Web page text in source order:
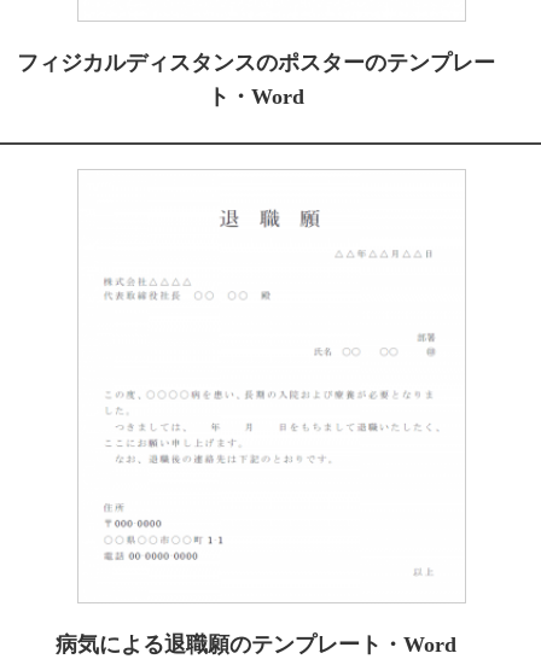
フィジカルディスタンスのポスターのテンプレー
ト・Word
病気による退職願のテンプレート・Word